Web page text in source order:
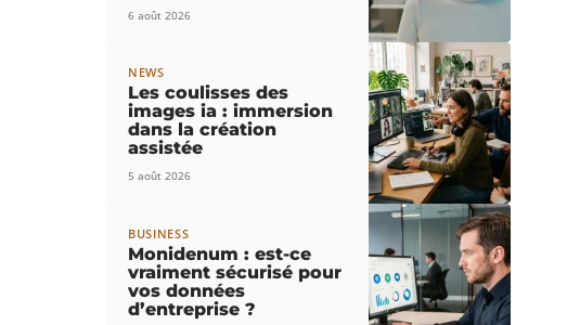
6 août 2026
NEWS
Les coulisses des
images ia : immersion
dans la création
assistée
5 août 2026
BUSINESS
Monidenum : est-ce
vraiment sécurisé pour
vos données
d’entreprise ?